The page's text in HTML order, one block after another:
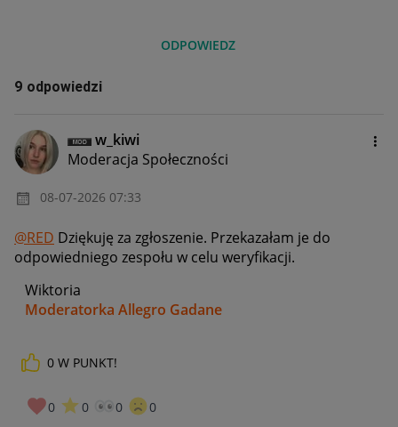
ODPOWIEDZ
9 odpowiedzi
w_kiwi
Moderacja Społeczności
‎08-07-2026 07:33
@RED Dziękuję za zgłoszenie. Przekazałam je do
odpowiedniego zespołu w celu weryfikacji.
Wiktoria
Moderatorka Allegro Gadane
0 W PUNKT!
0 0 0 0